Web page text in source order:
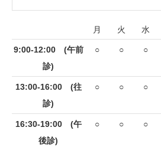
月 火 水
9:00-12:00 (午前
診)
○ ○ ○
13:00-16:00 (往
診)
○ ○ ○
16:30-19:00 (午
後診)
○ ○ ○